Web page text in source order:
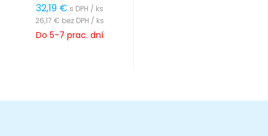
32,19 € s DPH / ks
26,17 € bez DPH / ks
Do 5-7 prac. dní